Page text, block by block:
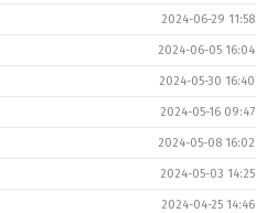
2024-06-29 11:58
2024-06-05 16:04
2024-05-30 16:40
2024-05-16 09:47
2024-05-08 16:02
2024-05-03 14:25
2024-04-25 14:46